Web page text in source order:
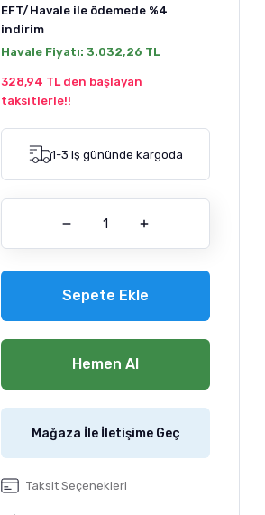
EFT/Havale ile ödemede %4
indirim
Havale Fiyatı: 3.032,26 TL
328,94 TL den başlayan
taksitlerle!!
1-3 iş gününde kargoda
Sepete Ekle
Hemen Al
Mağaza İle İletişime Geç
Taksit Seçenekleri